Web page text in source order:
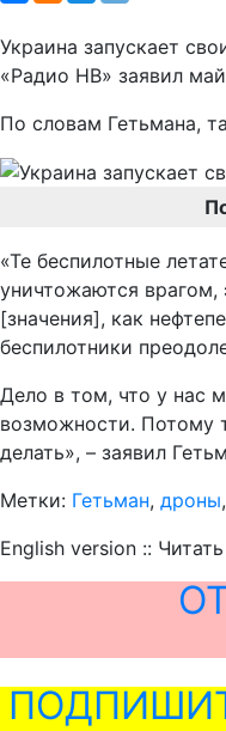
Украина запускает
«Радио НВ» заявил
По словам Гетьмана,
«Те беспилотные
уничтожаются врагом,
[значения], как
беспилотники
Дело в том, что у нас
возможности. Потому
делать», – заявил
Метки: Гетьман, дроны,
English version ::